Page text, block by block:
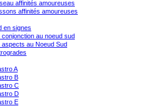
affinités amoureuses
affinités amoureuses
en signes
conjonction au noeud sud
aspects au Noeud Sud
A
B
C
D
E